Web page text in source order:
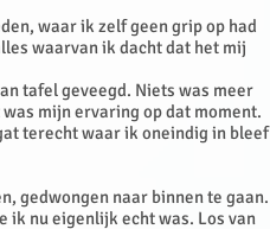
waar ik zelf geen grip op had
waarvan ik dacht dat het mij
tafel geveegd. Niets was meer
mijn ervaring op dat moment.
terecht waar ik oneindig in bleef
gedwongen naar binnen te gaan.
ik nu eigenlijk echt was. Los van